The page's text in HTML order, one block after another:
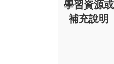
學習資源或
補充說明